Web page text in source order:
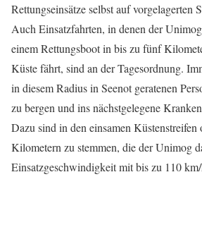
Rettungseinsätze selbst auf vorgelagerten
Auch Einsatzfahrten, in denen der
einem Rettungsboot in bis zu fünf
Küste fährt, sind an der Tagesordnung.
in diesem Radius in Seenot geratenen
zu bergen und ins nächstgelegene
Dazu sind in den einsamen
Kilometern zu stemmen, die der Unimog
Einsatzgeschwindigkeit mit bis zu 110